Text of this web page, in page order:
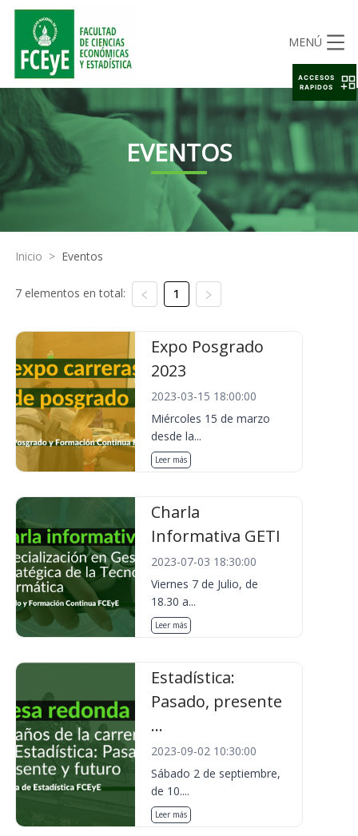
MENÚ
EVENTOS
Inicio > Eventos
7 elementos en total: 1
Expo Posgrado
2023
2023-03-15 18:00:00
Miércoles 15 de marzo
desde la...
Leer más
Charla
Informativa GETI
2023-07-03 18:30:00
Viernes 7 de Julio, de
18.30 a...
Leer más
Estadística:
Pasado, presente
...
2023-09-02 10:30:00
Sábado 2 de septiembre,
de 10....
Leer más
ACCESOS
RAPIDOS